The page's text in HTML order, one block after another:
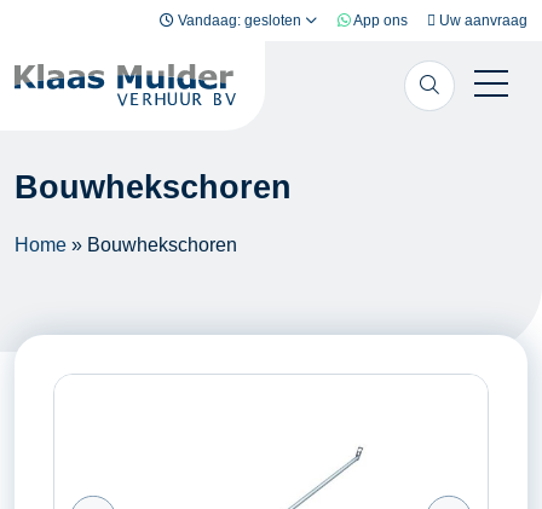
Vandaag: gesloten App ons Uw aanvraag
Bouwhekschoren
Home » Bouwhekschoren